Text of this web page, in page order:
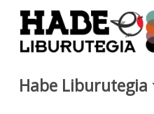
Saltar al contenido principal
Habe Liburutegia